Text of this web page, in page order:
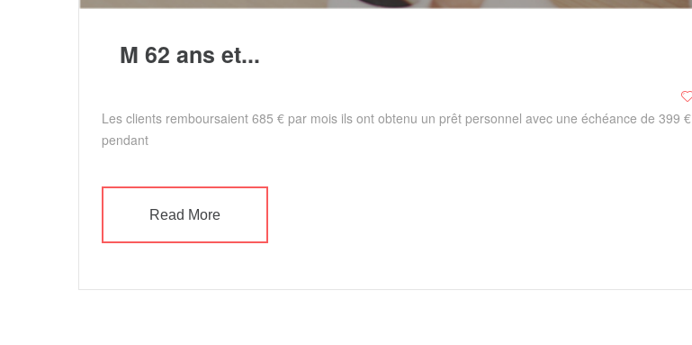
M 62 ans et...
Les clients remboursaient 685 € par mois ils ont obtenu un prêt personnel avec une échéance de 399 €
pendant
Read More